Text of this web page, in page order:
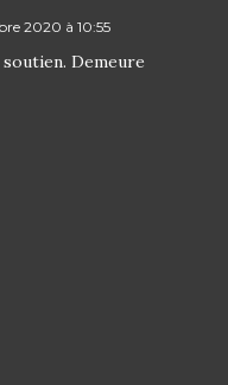
2020 à 10:55
Demeure